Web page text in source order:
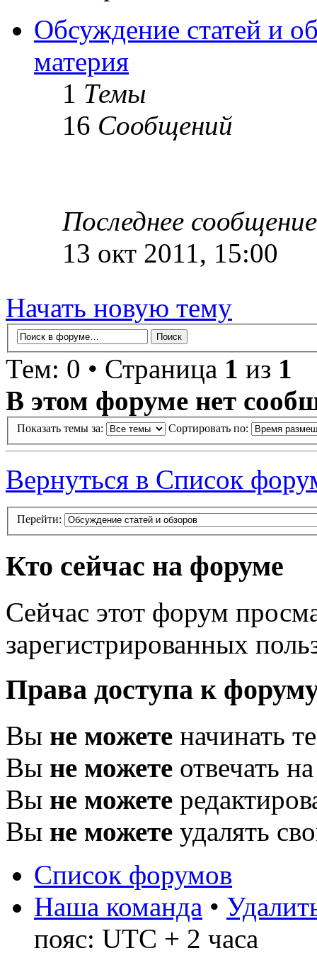
Обсуждение статей и
материя
1 Темы
16 Сообщений
Последнее сообщение
13 окт 2011, 15:00
Начать новую тему
Тем: 0 • Страница 1 из 1
В этом форуме нет
Показать темы за: Сортировать по:
Вернуться в Список
Перейти:
Кто сейчас на форуме
Сейчас этот форум
зарегистрированных
Права доступа к
Вы не можете начинать
Вы не можете отвечать
Вы не можете
Вы не можете удалять
Список форумов
Наша команда •
пояс: UTC + 2 часа